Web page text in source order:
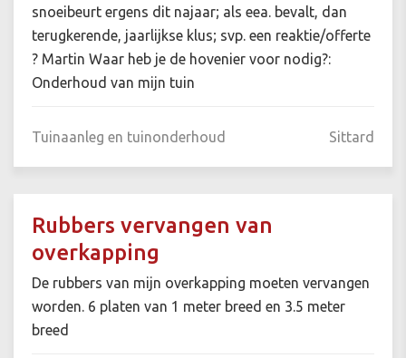
snoeibeurt ergens dit najaar; als eea. bevalt, dan
terugkerende, jaarlijkse klus; svp. een reaktie/offerte
? Martin Waar heb je de hovenier voor nodig?:
Onderhoud van mijn tuin
Tuinaanleg en tuinonderhoud Sittard
Rubbers vervangen van
overkapping
De rubbers van mijn overkapping moeten vervangen
worden. 6 platen van 1 meter breed en 3.5 meter
breed